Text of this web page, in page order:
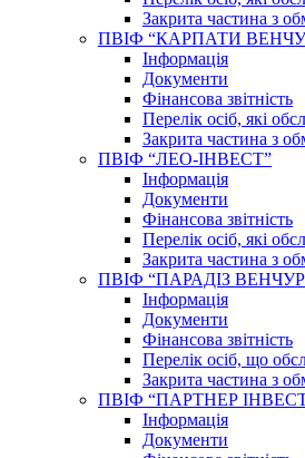
Закрита частина з
ПВІФ “КАРПАТИ
Інформація
Документи
Фінансова звітність
Перелік осіб, які
Закрита частина з
ПВІФ “ЛЕО-ІНВЕСТ”
Інформація
Документи
Фінансова звітність
Перелік осіб, які
Закрита частина з
ПВІФ “ПАРАДІЗ
Інформація
Документи
Фінансова звітність
Перелік осіб, що
Закрита частина з
ПВІФ “ПАРТНЕР
Інформація
Документи